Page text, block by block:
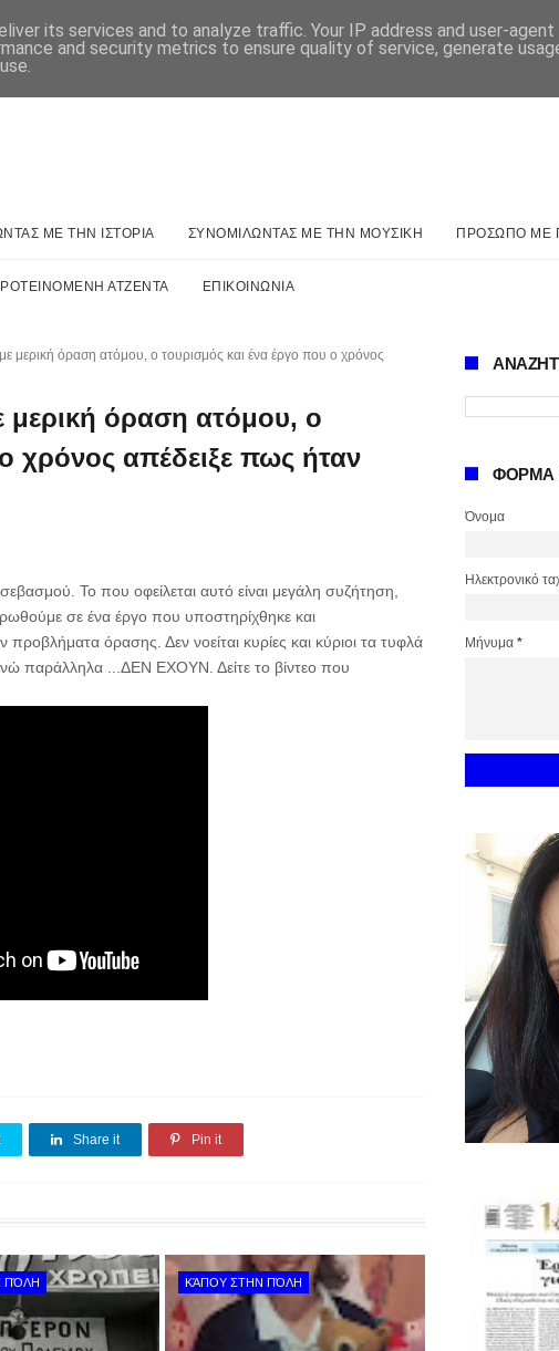
ΜΕ ΤΗΝ ΙΣΤΟΡΙΑ ΣΥΝΟΜΙΛΩΝΤΑΣ ΜΕ ΤΗΝ ΜΟΥΣΙΚΗ ΠΡΟΣΩΠΟ ΜΕ
ΑΤΖΕΝΤΑ ΕΠΙΚΟΙΝΩΝΙΑ
μερική όραση ατόμου, ο τουρισμός και ένα έργο που ο χρόνος
μερική όραση ατόμου, ο
χρόνος απέδειξε πως ήταν
Το που οφείλεται αυτό είναι μεγάλη συζήτηση,
σε ένα έργο που υποστηρίχθηκε και
όρασης. Δεν νοείται κυρίες και κύριοι τα τυφλά
παράλληλα ...ΔΕΝ ΕΧΟΥΝ. Δείτε το βίντεο που
Share it Pin it
ΠΌΛΗ ΚΆΠΟΥ ΣΤΗΝ ΠΌΛΗ
ΦΟΡΜΑ
Όνομα
Ηλεκτρονικό
Μήνυμα *
its services and to analyze traffic. Your IP address and user-agent
and security metrics to ensure quality of service, generate